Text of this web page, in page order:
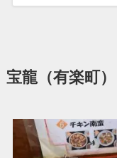
宝龍（有楽町）